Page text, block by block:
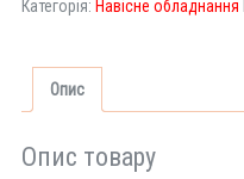
кількість
Категорія: Навісне обладнання
Опис
Опис товару